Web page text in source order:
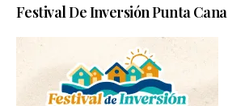
Festival De Inversión Punta Cana